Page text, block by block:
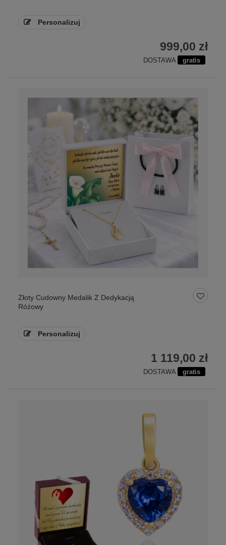
Personalizuj
999,00 zł
DOSTAWA gratis
Złoty Cudowny Medalik Z Dedykacją
Różowy
Personalizuj
1 119,00 zł
DOSTAWA gratis